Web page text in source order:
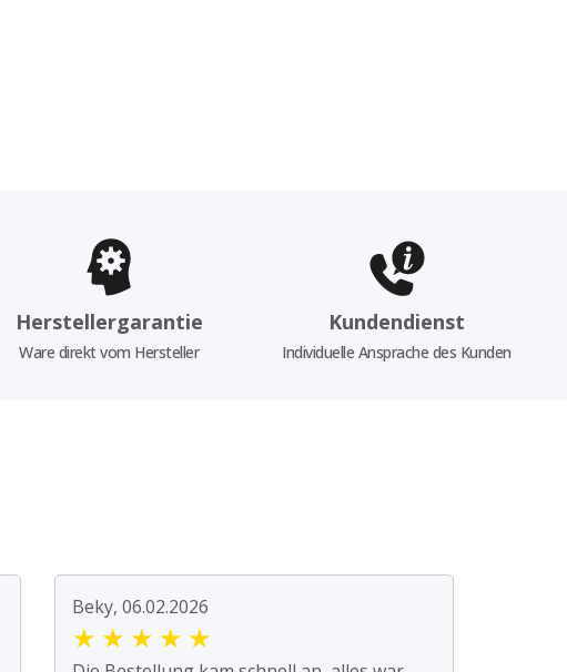
Herstellergarantie
Ware direkt vom Hersteller
Kundendienst
Individuelle Ansprache des Kunden
Beky, 06.02.2026
★ ★ ★ ★ ★